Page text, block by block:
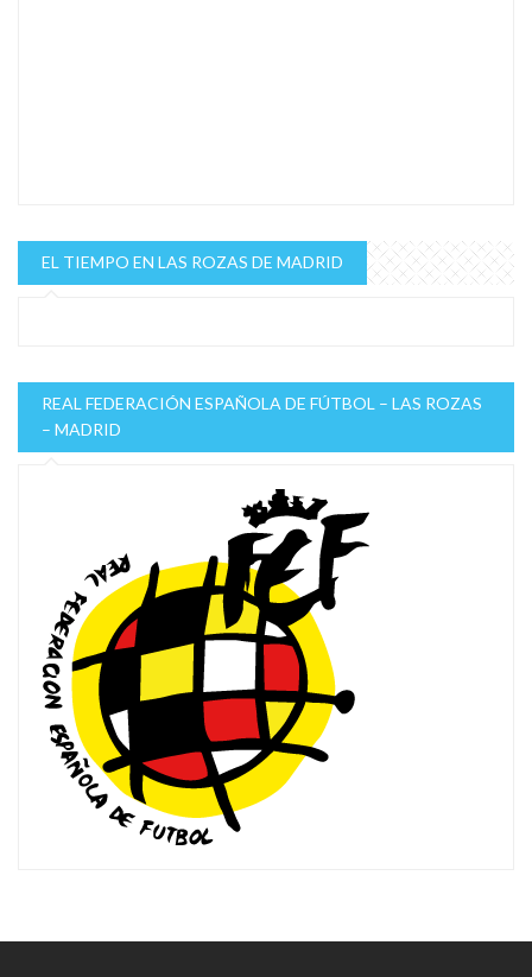
EL TIEMPO EN LAS ROZAS DE MADRID
REAL FEDERACIÓN ESPAÑOLA DE FÚTBOL – LAS ROZAS
– MADRID